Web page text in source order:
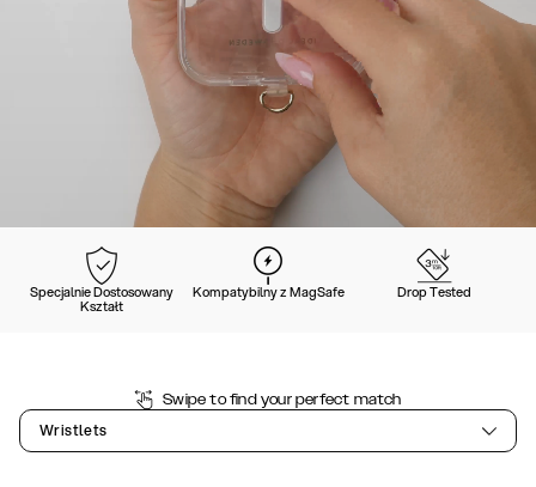
Specjalnie Dostosowany
Kształt
Kompatybilny z MagSafe Drop Tested
Swipe to find your perfect match
Wristlets